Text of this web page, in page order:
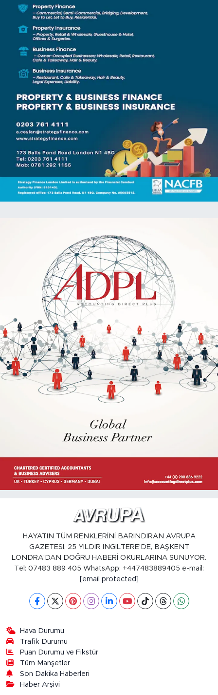
HAYATIN TÜM RENKLERİNİ BARINDIRAN AVRUPA
GAZETESİ, 25 YILDIR İNGİLTERE'DE, BAŞKENT
LONDRA'DAN DOĞRU HABERİ OKURLARINA SUNUYOR.
Tel: 07483 889 405 WhatsApp: +447483889405 e-mail:
[email protected]
Hava Durumu
Trafik Durumu
Puan Durumu ve Fikstür
Tüm Manşetler
Son Dakika Haberleri
Haber Arşivi